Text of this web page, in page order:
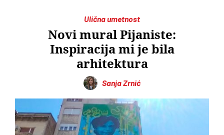
Ulična umetnost
Novi mural Pijaniste:
Inspiracija mi je bila
arhitektura
Sanja Zrnić